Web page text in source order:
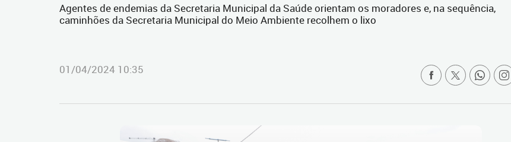
Agentes de endemias da Secretaria Municipal da Saúde orientam os moradores e, na sequência,
caminhões da Secretaria Municipal do Meio Ambiente recolhem o lixo
01/04/2024 10:35